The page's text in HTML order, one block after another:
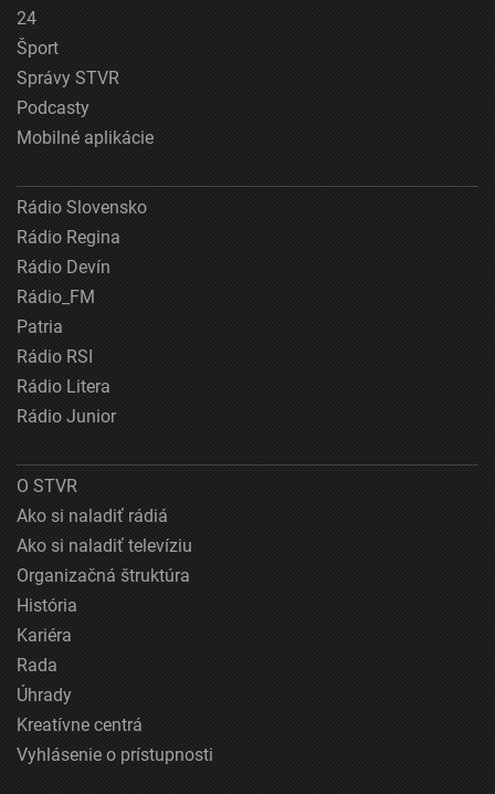
24
Šport
Správy STVR
Podcasty
Mobilné aplikácie
Rádio Slovensko
Rádio Regina
Rádio Devín
Rádio_FM
Patria
Rádio RSI
Rádio Litera
Rádio Junior
O STVR
Ako si naladiť rádiá
Ako si naladiť televíziu
Organizačná štruktúra
História
Kariéra
Rada
Úhrady
Kreatívne centrá
Vyhlásenie o prístupnosti